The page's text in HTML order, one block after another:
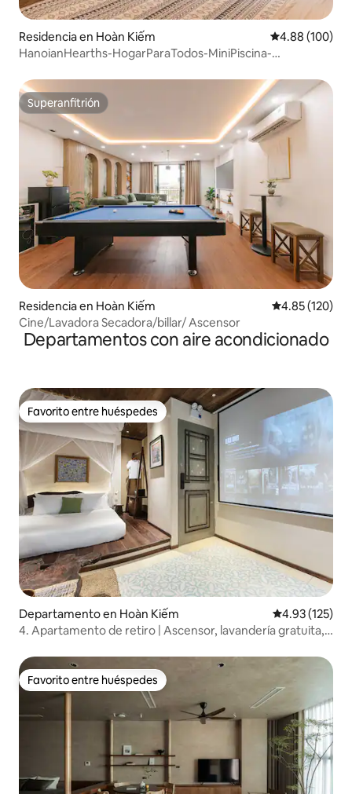
Residencia en Hoàn Kiếm Calificación
4.88 (100)
HanoianHearths-HogarParaTodos-MiniPiscina-
Superanfitrión
Superanfitrión
Residencia en Hoàn Kiếm Calificación
4.85 (120)
Cine/Lavadora Secadora/billar/ Ascensor
Departamentos con aire acondicionado
Favorito entre huéspedes
Favorito entre huéspedes
Departamento en Hoàn Kiếm Calificación
4.93 (125)
4. Apartamento de retiro | Ascensor, lavandería gratuita,
Favorito entre huéspedes
Favorito entre huéspedes